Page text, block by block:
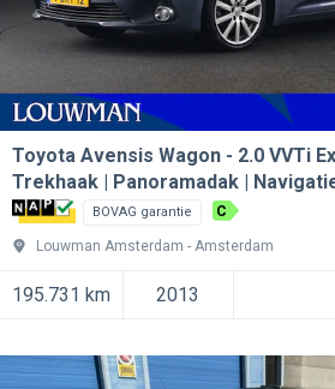
Toyota Avensis Wagon
2.0 VVTi
Trekhaak | Panoramadak |
BOVAG garantie C
Louwman Amsterdam Amsterdam
195.731 km 2013